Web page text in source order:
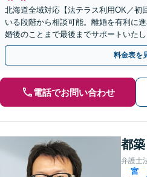
北海道全域対応【法テラス利用OK／初
いる段階から相談可能。離婚を有利に
婚後のことまで最後までサポートいた
料金表を
電話でお問い合わせ
都
弁護士
宮